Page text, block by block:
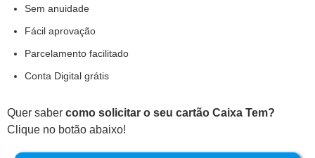
Sem anuidade
Fácil aprovação
Parcelamento facilitado
Conta Digital grátis
Quer saber como solicitar o seu cartão Caixa Tem?
Clique no botão abaixo!